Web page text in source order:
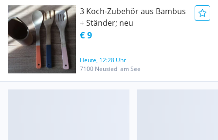
3 Koch-Zubehör aus Bambus
+ Ständer; neu
€ 9
Heute, 12:28 Uhr
7100 Neusiedl am See